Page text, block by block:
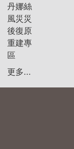
丹娜絲
風災災
後復原
重建專
區
更多...